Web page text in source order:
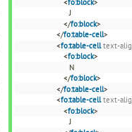
<fo:block>
J
</fo:block>
</fo:table-cell>
<fo:table-cell text-
<fo:block>
N
</fo:block>
</fo:table-cell>
<fo:table-cell text-
<fo:block>
J